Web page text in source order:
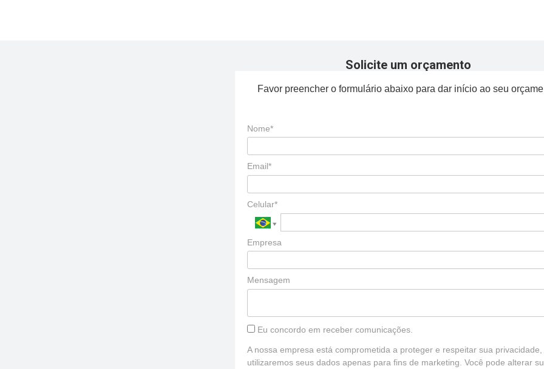
Solicite um orçamento
Favor preencher o formulário abaixo para dar início ao seu
Nome*
Email*
Celular*
Empresa
Mensagem
Eu concordo em receber comunicações.
A nossa empresa está comprometida a proteger e respeitar sua privacidade,
utilizaremos seus dados apenas para fins de marketing. Você pode alterar